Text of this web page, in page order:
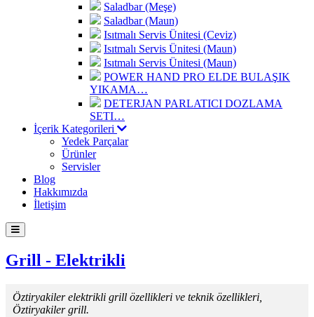
Saladbar (Meşe)
Saladbar (Maun)
Isıtmalı Servis Ünitesi (Ceviz)
Isıtmalı Servis Ünitesi (Maun)
Isıtmalı Servis Ünitesi (Maun)
POWER HAND PRO ELDE BULAŞIK
YIKAMA…
DETERJAN PARLATICI DOZLAMA
SETI…
İçerik Kategorileri
Yedek Parçalar
Ürünler
Servisler
Blog
Hakkımızda
İletişim
Grill - Elektrikli
Öztiryakiler elektrikli grill özellikleri ve teknik özellikleri,
Öztiryakiler grill.